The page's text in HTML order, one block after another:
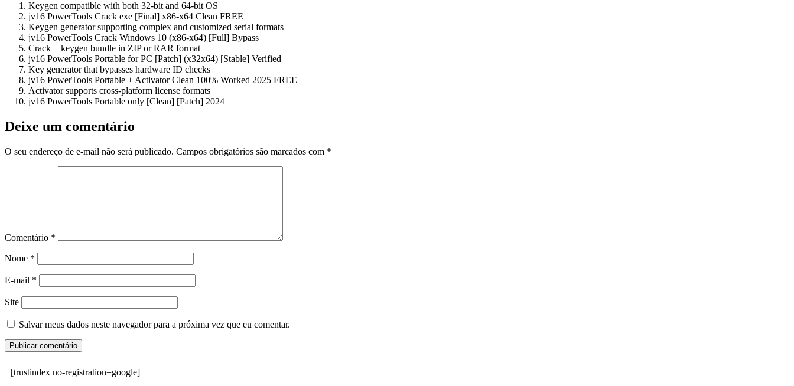
Keygen compatible with both 32-bit and 64-bit OS
jv16 PowerTools Crack exe [Final] x86-x64 Clean FREE
Keygen generator supporting complex and customized serial formats
jv16 PowerTools Crack Windows 10 (x86-x64) [Full] Bypass
Crack + keygen bundle in ZIP or RAR format
jv16 PowerTools Portable for PC [Patch] (x32x64) [Stable] Verified
Key generator that bypasses hardware ID checks
jv16 PowerTools Portable + Activator Clean 100% Worked 2025 FREE
Activator supports cross-platform license formats
jv16 PowerTools Portable only [Clean] [Patch] 2024
Deixe um comentário
O seu endereço de e-mail não será publicado. Campos obrigatórios são marcados com *
Comentário *
Nome *
E-mail *
Site
Salvar meus dados neste navegador para a próxima vez que eu comentar.
[trustindex no-registration=google]